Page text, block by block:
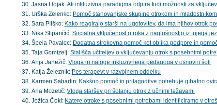
Jasna Hojak:Ali inkluzivna paradigma odpira tudi možnosti za
Urška Zelenko: Pomoč stanovanjske skupine otrokom in
Sara Pliško: Kako reagirajo starši na ugotovitev, da ima njihov otrok
Nika Stipančić: Socialna vključenost otroka z naglušnostjo iz tujega
Špela Pavalec: Dodatna strokovna pomoč kot oblika podpore in
Taja Gomizelj: Stališča učiteljev o vključevanju otrok s posebnimi
Anja Janežič: Vloga in naloge inkluzivnega pedagoga v osnovni šoli
Katja Železnik: Pes terapevt v razvojnem oddelku
Karmen Sabadin: Kakšno pomoč in prilagoditve potrebuje gibalno
Ana Mozetič: Vloga staršev pri šolanju otrok z učnimi težavami
Jožica Čokl: Katere otroke s posebnimi potrebami identificiramo v